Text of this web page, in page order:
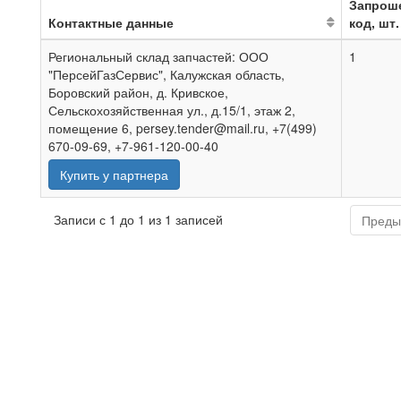
Контактные данные
код, шт.
Региональный склад запчастей: ООО
"ПерсейГазСервис", Калужская область,
Боровский район, д. Кривское,
Сельскохозяйственная ул., д.15/1, этаж 2,
помещение 6, persey.tender@mail.ru, +7(499)
670-09-69, +7-961-120-00-40
Купить у партнера
1
Записи с 1 до 1 из 1 записей